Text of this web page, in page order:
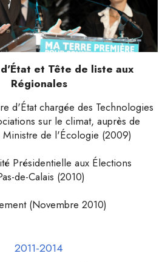
et Tête de liste aux
Régionales
d'État chargée des Technologies
sur le climat, auprès de
Ministre de l'Écologie (2009)
Présidentielle aux Élections
de-Calais (2010)
(Novembre 2010)
2011-2014